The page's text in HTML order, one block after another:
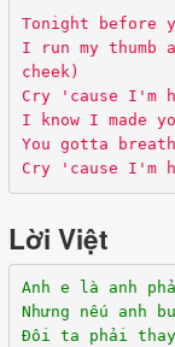
Tonight before
I run my thumb
cheek)
Cry 'cause I'm
I know I made
You gotta
Cry 'cause I'm
Lời Việt
Anh e là anh
Nhưng nếu anh
Đôi ta phải